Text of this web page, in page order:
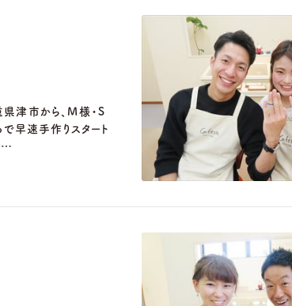
津市から、M様・S
で早速手作りスタート
…